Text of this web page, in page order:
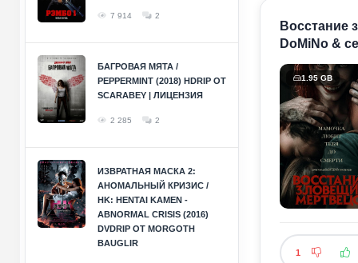
7 914 2
БАГРОВАЯ МЯТА /
PEPPERMINT (2018) HDRIP ОТ
SCARABEY | ЛИЦЕНЗИЯ
2 285 2
ИЗВРАТНАЯ МАСКА 2:
АНОМАЛЬНЫЙ КРИЗИС /
HK: HENTAI KAMEN -
ABNORMAL CRISIS (2016)
DVDRIP ОТ MORGOTH
BAUGLIR
Восстание
DoMiNo &
1.95 GB
1